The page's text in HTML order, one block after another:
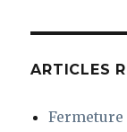
ARTICLES
Fermeture